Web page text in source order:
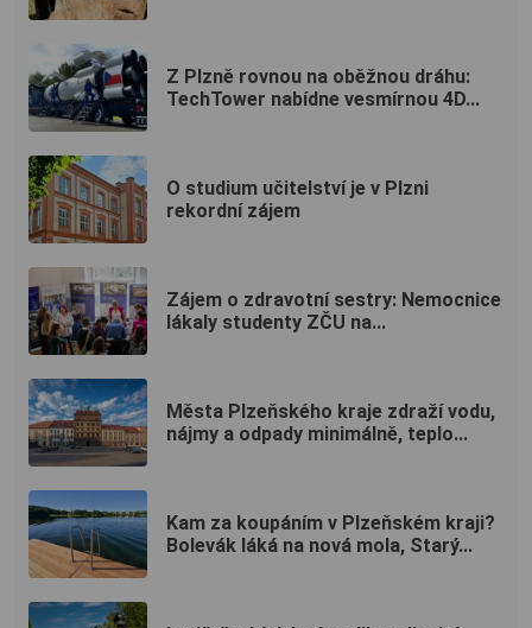
Z Plzně rovnou na oběžnou dráhu:
TechTower nabídne vesmírnou 4D...
O studium učitelství je v Plzni
rekordní zájem
Zájem o zdravotní sestry: Nemocnice
lákaly studenty ZČU na...
Města Plzeňského kraje zdraží vodu,
nájmy a odpady minimálně, teplo...
Kam za koupáním v Plzeňském kraji?
Bolevák láká na nová mola, Starý...